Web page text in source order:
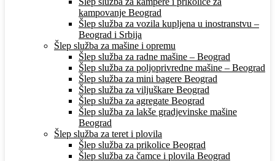
kampovanje Beograd
Šlep služba za vozila kupljena u inostranstvu –
Beograd i Srbija
Šlep služba za mašine i opremu
Šlep služba za radne mašine – Beograd
Šlep služba za poljoprivredne mašine – Beograd
Šlep služba za mini bagere Beograd
Šlep služba za viljuškare Beograd
Šlep služba za agregate Beograd
Šlep služba za lakše gradjevinske mašine
Beograd
Šlep služba za teret i plovila
Šlep služba za prikolice Beograd
Šlep služba za čamce i plovila Beograd